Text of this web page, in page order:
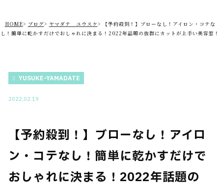
HOME ブログ ヤマダテ ユウスケ
【予約殺到！】ブローなし！アイロン・コテな
し！簡単に乾かすだけでおしゃれに決まる！2022年話題の抜群にカットが上手い美容室！
YUSUKE-YAMADATE
2022.02.19
【予約殺到！】ブローなし！アイロ
ン・コテなし！簡単に乾かすだけで
おしゃれに決まる！2022年話題の